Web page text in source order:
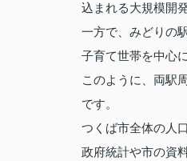
込まれる大規模開
一方で、みどりの
子育て世帯を中心
このように、両駅
です。
つくば市全体の人
政府統計や市の資